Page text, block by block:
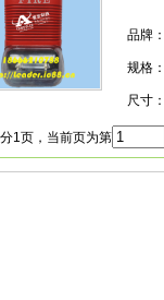
品牌：
规格：
尺寸：
1页，当前页为第